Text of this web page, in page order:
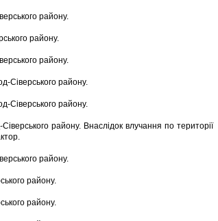
району.
району.
району.
Сіверського району.
Сіверського району.
району. Внаслідок влучання по території
району.
району.
району.